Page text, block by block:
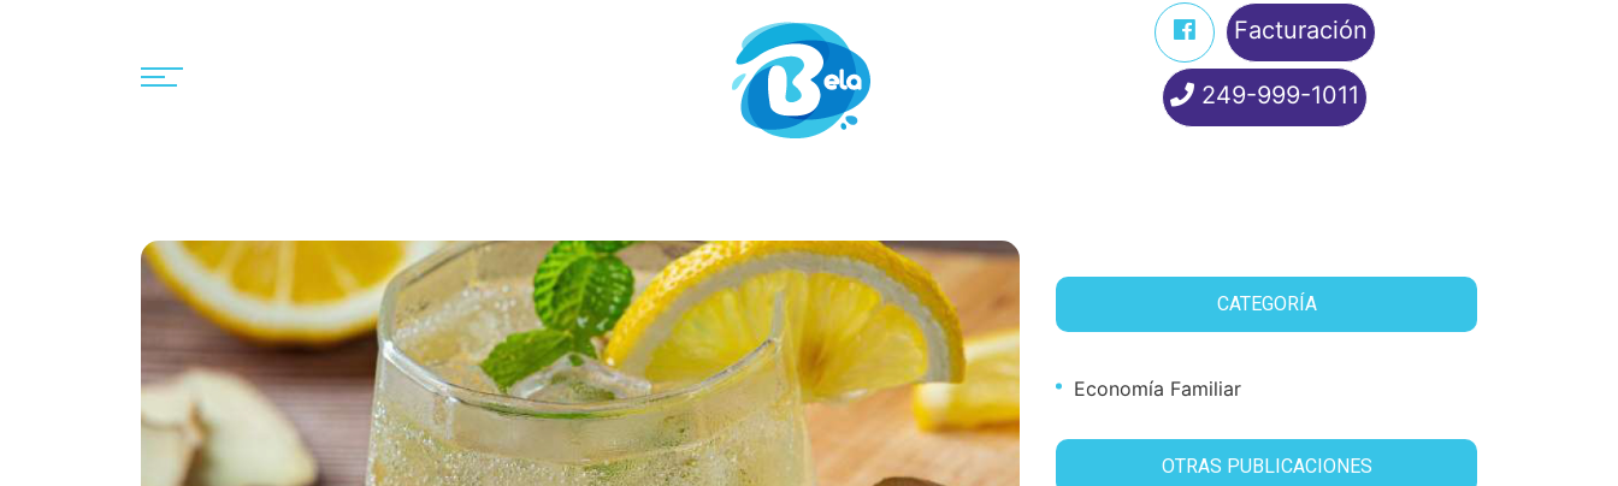
Facturación
249-999-1011
CATEGORÍA
Economía Familiar
OTRAS PUBLICACIONES